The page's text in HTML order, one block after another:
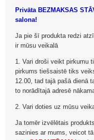
Privāta BEZMAKSAS
salona!
Ja pie šī produkta redzi
ir mūsu veikalā
1. Vari droši veikt pirkumu
pirkums tiešsaistē tiks
12.00, tad tajā pašā dienā
to norādītajā adresē
2. Vari doties uz mūsu
Ja tomēr izvēlētais
sazinies ar mums, veicot